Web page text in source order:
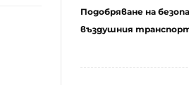
Подобряване на
въздушния